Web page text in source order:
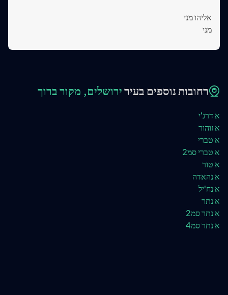
אליהו מני
מני
רחובות נוספים בעירירושלים, מקור ברוך
א דרג'י
א זוהור
א טברי
א טברי סמ2
א טור
א נהאדה
א נח'יל
א נתר
א נתר סמ2
א נתר סמ4